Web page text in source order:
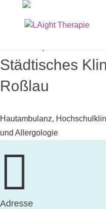
Städtisches
Roßlau
Hautambulanz,
und Allergologie

Adresse